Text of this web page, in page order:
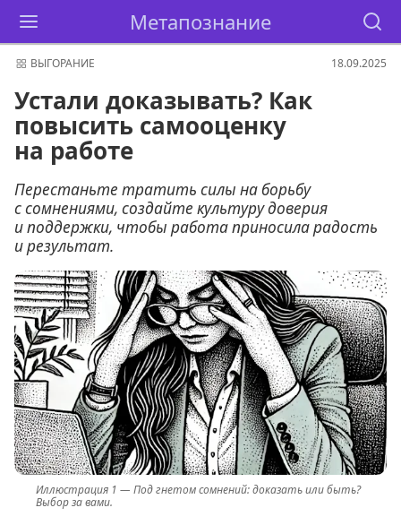
Метапознание
ВЫГОРАНИЕ 18.09.2025
Устали доказывать? Как
повысить самооценку
на работе
Перестаньте тратить силы на борьбу
с сомнениями, создайте культуру доверия
и поддержки, чтобы работа приносила радость
и результат.
Под гнетом сомнений: доказать или быть?
Выбор за вами.